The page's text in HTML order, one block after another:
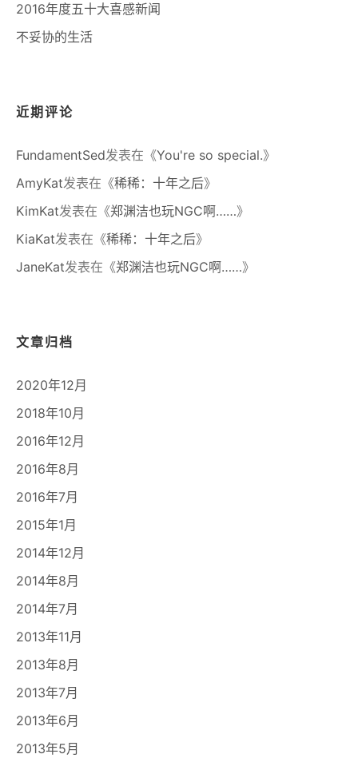
2016年度五十大喜感新闻
不妥协的生活
近期评论
FundamentSed发表在《You're so special.》
AmyKat发表在《稀稀：十年之后》
KimKat发表在《郑渊洁也玩NGC啊……》
KiaKat发表在《稀稀：十年之后》
JaneKat发表在《郑渊洁也玩NGC啊……》
文章归档
2020年12月
2018年10月
2016年12月
2016年8月
2016年7月
2015年1月
2014年12月
2014年8月
2014年7月
2013年11月
2013年8月
2013年7月
2013年6月
2013年5月